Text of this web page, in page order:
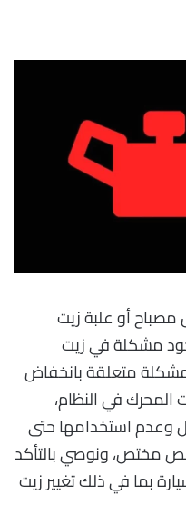
أو علبة زيت
مشكلة في زيت
متعلقة بانخفاض
في النظام،
وعدم استخدامها حتى
مختص، ونوصي بالتأكد
بما في ذلك تغيير زيت